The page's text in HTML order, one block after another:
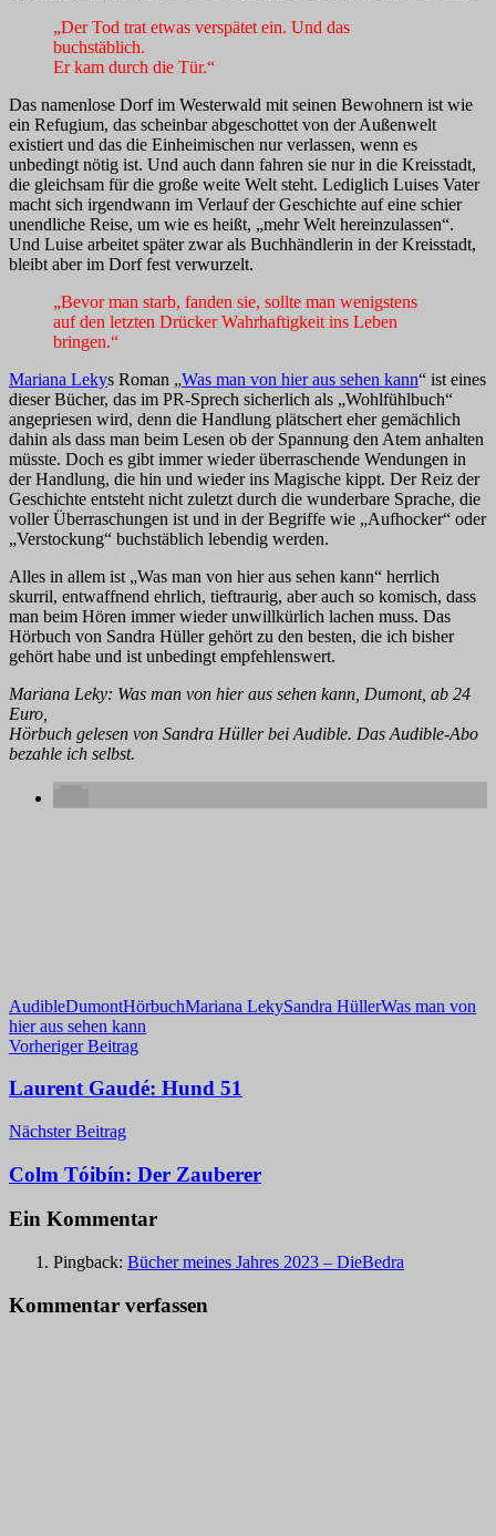
„Der Tod trat etwas verspätet ein. Und das
buchstäblich.
Er kam durch die Tür.“
Das namenlose Dorf im Westerwald mit seinen Bewohnern ist wie
ein Refugium, das scheinbar abgeschottet von der Außenwelt
existiert und das die Einheimischen nur verlassen, wenn es
unbedingt nötig ist. Und auch dann fahren sie nur in die Kreisstadt,
die gleichsam für die große weite Welt steht. Lediglich Luises Vater
macht sich irgendwann im Verlauf der Geschichte auf eine schier
unendliche Reise, um wie es heißt, „mehr Welt hereinzulassen“.
Und Luise arbeitet später zwar als Buchhändlerin in der Kreisstadt,
bleibt aber im Dorf fest verwurzelt.
„Bevor man starb, fanden sie, sollte man wenigstens
auf den letzten Drücker Wahrhaftigkeit ins Leben
bringen.“
Mariana Lekys Roman „Was man von hier aus sehen kann“ ist eines
dieser Bücher, das im PR-Sprech sicherlich als „Wohlfühlbuch“
angepriesen wird, denn die Handlung plätschert eher gemächlich
dahin als dass man beim Lesen ob der Spannung den Atem anhalten
müsste. Doch es gibt immer wieder überraschende Wendungen in
der Handlung, die hin und wieder ins Magische kippt. Der Reiz der
Geschichte entsteht nicht zuletzt durch die wunderbare Sprache, die
voller Überraschungen ist und in der Begriffe wie „Aufhocker“ oder
„Verstockung“ buchstäblich lebendig werden.
Alles in allem ist „Was man von hier aus sehen kann“ herrlich
skurril, entwaffnend ehrlich, tieftraurig, aber auch so komisch, dass
man beim Hören immer wieder unwillkürlich lachen muss. Das
Hörbuch von Sandra Hüller gehört zu den besten, die ich bisher
gehört habe und ist unbedingt empfehlenswert.
Mariana Leky: Was man von hier aus sehen kann, Dumont, ab 24
Euro,
Hörbuch gelesen von Sandra Hüller bei Audible. Das Audible-Abo
bezahle ich selbst.
AudibleDumontHörbuchMariana LekySandra HüllerWas man von
hier aus sehen kann
Beitragsnavigation
Vorheriger Beitrag
Laurent Gaudé: Hund 51
Nächster Beitrag
Colm Tóibín: Der Zauberer
Ein Kommentar
Pingback: Bücher meines Jahres 2023 – DieBedra
Kommentar verfassen